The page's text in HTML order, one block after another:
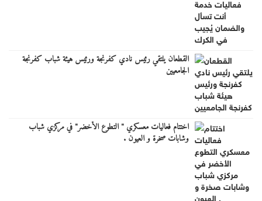
القطعان يلتقي رئيس نادي كفرنجة ورئيس هيئة شباب كفرنجة
الجامعيين
اختتام فعاليات معسكري " التطوع الأخضر" في مركزي شباب
وشابات صخرة و العيون .